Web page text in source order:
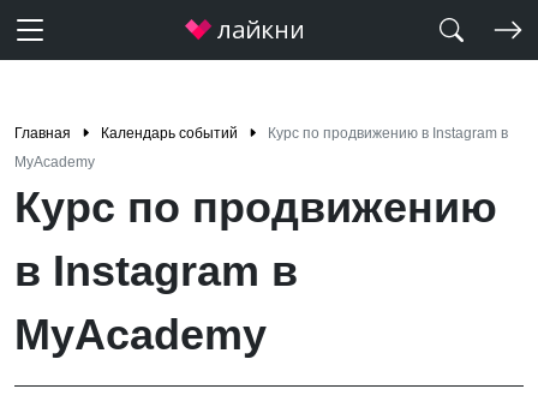
Главная Календарь событий
Курс по продвижению в Instagram в
MyAcademy
Курс по продвижению
в Instagram в
MyAcademy